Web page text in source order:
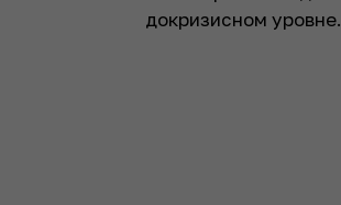
докризисном уровне.